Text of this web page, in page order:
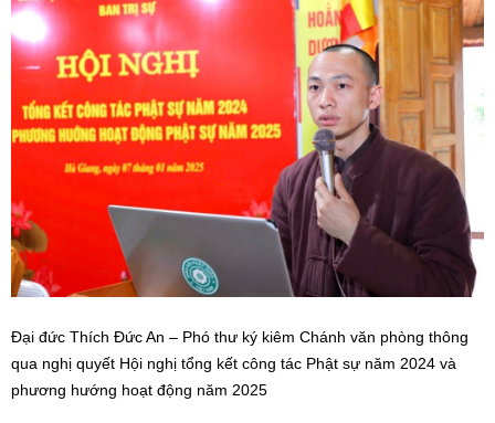
Đại đức Thích Đức An – Phó thư ký kiêm Chánh văn phòng thông
qua nghị quyết Hội nghị tổng kết công tác Phật sự năm 2024 và
phương hướng hoạt động năm 2025